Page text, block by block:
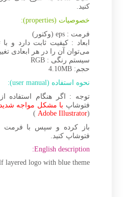
کنید.
خصوصیات (properties):
فرمت : eps (وکتور)
ابعاد : کیفیت ثابت دارد و
می‌توان آن را در هر ابعادی
سیستم رنگی : RGB
حجم: 4.10MB
نحوه استفاده (user manual):
توجه : اگر هنگام استفاده
فتوشاپ با مشکل مواجه
(
Adobe Illustrator
)
باز کرده و سپس با فرمت
فتوشاپ کنید.
English description:
layered logo with blue theme